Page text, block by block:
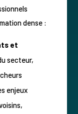
dense :
et
secteur,
enjeux